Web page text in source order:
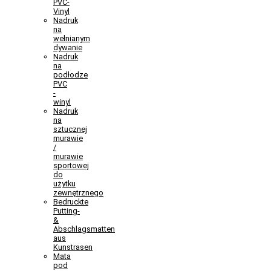
PVC-
Vinyl
Nadruk
na
wełnianym
dywanie
Nadruk
na
podłodze
PVC
-
winyl
Nadruk
na
sztucznej
murawie
/
murawie
sportowej
do
użytku
zewnętrznego
Bedruckte
Putting-
&
Abschlagsmatten
aus
Kunstrasen
Mata
pod